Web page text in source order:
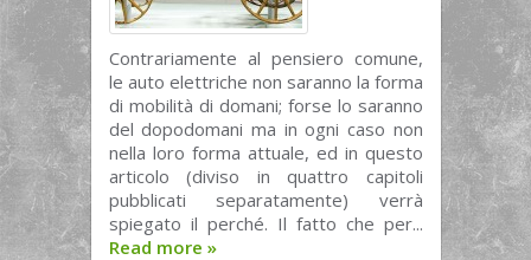
Contrariamente al pensiero comune,
le auto elettriche non saranno la forma
di mobilità di domani; forse lo saranno
del dopodomani ma in ogni caso non
nella loro forma attuale, ed in questo
articolo (diviso in quattro capitoli
pubblicati separatamente) verrà
spiegato il perché. Il fatto che per...
Read more »